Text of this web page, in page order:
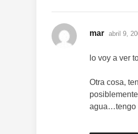
mar dice:
abril 9,
lo voy a ver
Otra cosa,
agua…tengo